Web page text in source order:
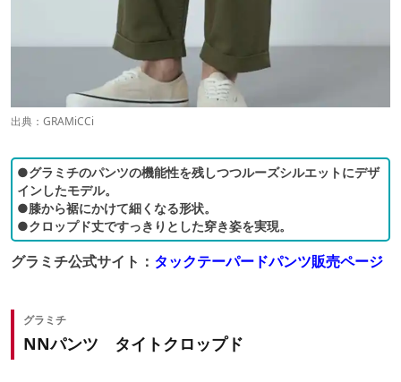
出典： GRAMiCCi
●グラミチのパンツの機能性を残しつつルーズシルエットにデザ
インしたモデル。
●膝から裾にかけて細くなる形状。
●クロップド丈ですっきりとした穿き姿を実現。
グラミチ公式サイト： タックテーパードパンツ販売ページ
グラミチ
NNパンツ タイトクロップド